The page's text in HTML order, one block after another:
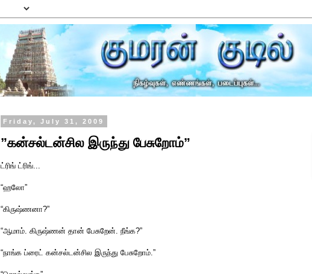
Friday, July 31, 2009
”கன்சல்டன்சில இருந்து பேசுறோம்”
ட்ரிங் ட்ரிங்...
“ஹலோ”
“கிருஷ்ணனா?”
“ஆமாம். கிருஷ்ணன் தான் பேசுறேன். நீங்க?”
“நாங்க ப்ரைட் கன்சல்டன்சில இருந்து பேசுறோம்.”